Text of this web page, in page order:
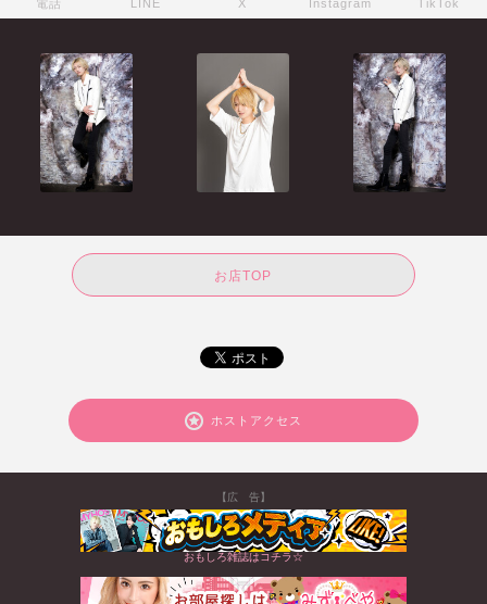
電話 LINE X Instagram TikTok
お店TOP
ホストアクセス
【広 告】
おもしろ雑誌はコチラ☆